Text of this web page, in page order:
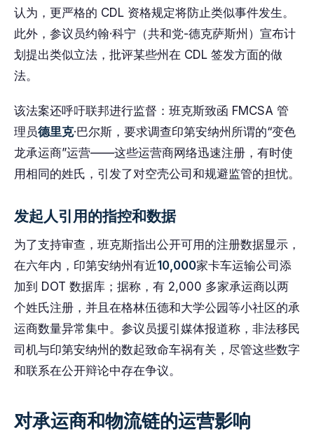
认为，更严格的 CDL 资格规定将防止类似事件发生。
此外，参议员约翰·科宁（共和党-德克萨斯州）宣布计
划提出类似立法，批评某些州在 CDL 签发方面的做
法。
该法案还呼吁联邦进行监督：班克斯致函 FMCSA 管
理员德里克·巴尔斯，要求调查印第安纳州所谓的“变色
龙承运商”运营——这些运营商网络迅速注册，有时使
用相同的姓氏，引发了对空壳公司和规避监管的担忧。
发起人引用的指控和数据
为了支持审查，班克斯指出公开可用的注册数据显示，
在六年内，印第安纳州有近10,000家卡车运输公司添
加到 DOT 数据库；据称，有 2,000 多家承运商以两
个姓氏注册，并且在格林伍德和大学公园等小社区的承
运商数量异常集中。参议员援引媒体报道称，非法移民
司机与印第安纳州的数起致命车祸有关，尽管这些数字
和联系在公开辩论中存在争议。
对承运商和物流链的运营影响